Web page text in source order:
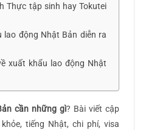
Thực tập sinh hay Tokutei
lao động Nhật Bản diễn ra
xuất khẩu lao động Nhật
cần những gì? Bài viết cập
tiếng Nhật, chi phí, visa